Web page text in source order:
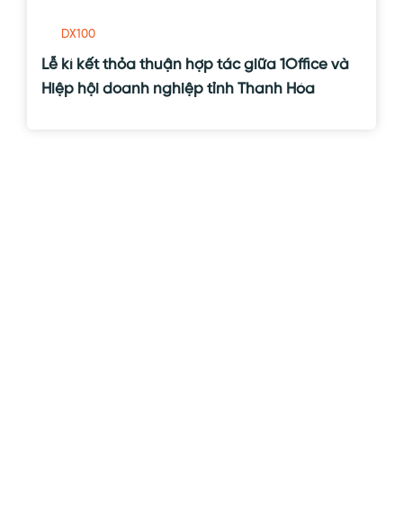
Lễ kí kết thỏa thuận hợp tác giữa 1Office và
Hiệp hội doanh nghiệp tỉnh Thanh Hóa
DX100